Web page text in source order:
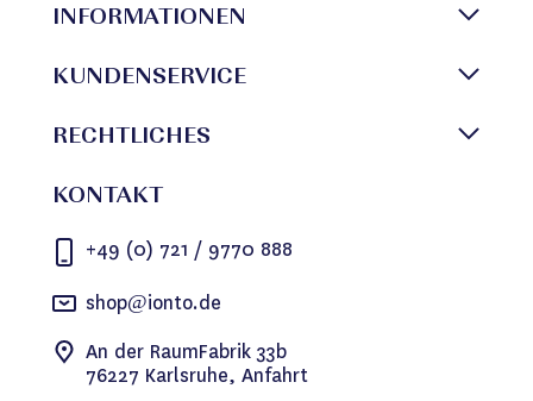
INFORMATIONEN
KUNDENSERVICE
RECHTLICHES
KONTAKT
+49 (0) 721 / 9770 888
shop@ionto.de
An der RaumFabrik 33b
76227 Karlsruhe, Anfahrt